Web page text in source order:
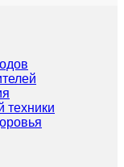
техники